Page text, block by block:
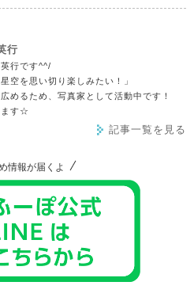
行
行です^^/
空を思い切り楽しみたい！」
めるため、写真家として活動中です！
ます☆
記事一覧を見る
情報が届くよ